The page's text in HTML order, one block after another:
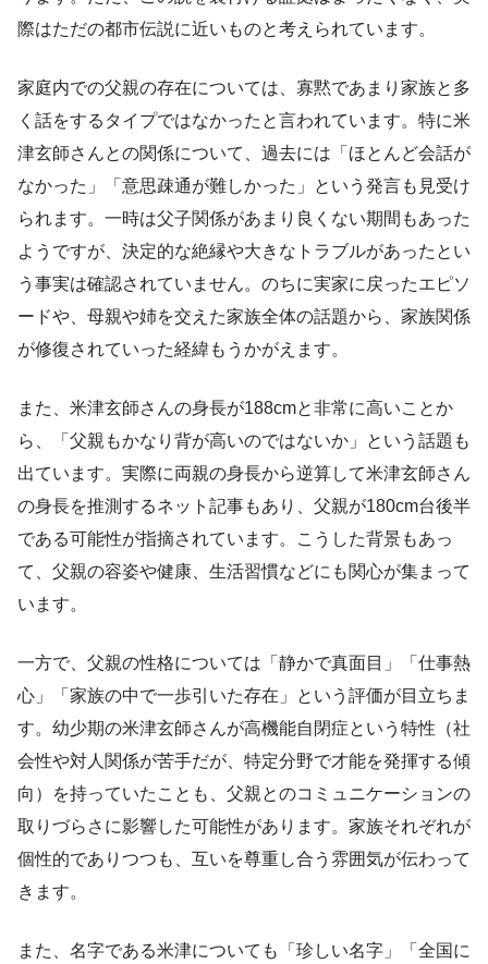
際はただの都市伝説に近いものと考えられています。
家庭内での父親の存在については、寡黙であまり家族と多
く話をするタイプではなかったと言われています。特に米
津玄師さんとの関係について、過去には「ほとんど会話が
なかった」「意思疎通が難しかった」という発言も見受け
られます。一時は父子関係があまり良くない期間もあった
ようですが、決定的な絶縁や大きなトラブルがあったとい
う事実は確認されていません。のちに実家に戻ったエピソ
ードや、母親や姉を交えた家族全体の話題から、家族関係
が修復されていった経緯もうかがえます。
また、米津玄師さんの身長が188cmと非常に高いことか
ら、「父親もかなり背が高いのではないか」という話題も
出ています。実際に両親の身長から逆算して米津玄師さん
の身長を推測するネット記事もあり、父親が180cm台後半
である可能性が指摘されています。こうした背景もあっ
て、父親の容姿や健康、生活習慣などにも関心が集まって
います。
一方で、父親の性格については「静かで真面目」「仕事熱
心」「家族の中で一歩引いた存在」という評価が目立ちま
す。幼少期の米津玄師さんが高機能自閉症という特性（社
会性や対人関係が苦手だが、特定分野で才能を発揮する傾
向）を持っていたことも、父親とのコミュニケーションの
取りづらさに影響した可能性があります。家族それぞれが
個性的でありつつも、互いを尊重し合う雰囲気が伝わって
きます。
また、名字である米津についても「珍しい名字」「全国に